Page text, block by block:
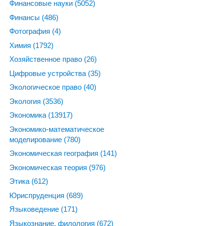
Финансовые науки (5052)
Финансы (486)
Фотография (4)
Химия (1792)
Хозяйственное право (26)
Цифровые устройства (35)
Экологическое право (40)
Экология (3536)
Экономика (13917)
Экономико-математическое
моделирование (780)
Экономическая география (141)
Экономическая теория (976)
Этика (612)
Юриспруденция (689)
Языковедение (171)
Языкознание, филология (672)